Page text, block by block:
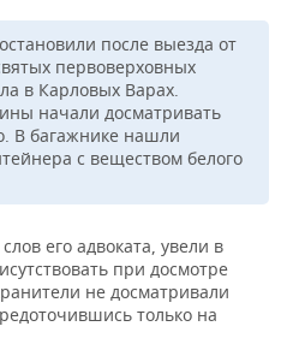
после выезда от
первоверховных
в Карловых Варах.
начали досматривать
В багажнике нашли
с веществом белого
его адвоката, увели в
при досмотре
не досматривали
только на